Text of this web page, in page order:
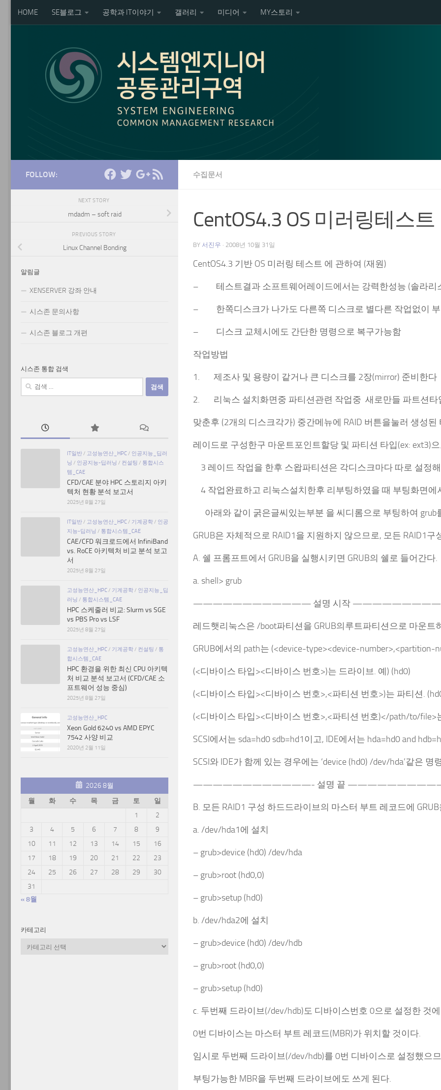
Skip to content
HOME SE블로그 공학과 IT이야기 갤러리 미디어 MY스토리
수집문서
CentOS4.3 OS 미러링테스트
BY 서진우 · 2008년 10월 31일
CentOS4.3 기반 OS 미러링 테스트 에 관하여 (재원)
– 테스트결과 소프트웨어레이드에서는 강력한성능 (솔라리
– 한쪽디스크가 나가도 다른쪽 디스크로 별다른 작업없이
– 디스크 교체시에도 간단한 명령으로 복구가능함
작업방법
1. 제조사 및 용량이 같거나 큰 디스크를 2장(mirror) 준비한다
2. 리눅스 설치화면중 파티션관련 작업중 새로만들 파트션타
맞춘후 (2개의 디스크각가) 중간메뉴에 RAID 버튼을눌러 생성된
레이드로 구성한구 마운트포인트할당 및 파티션 타입(ex: ext3)
3 레이드 작업을 한후 스왑파티션은 각디스크마다 따로 설정
4 작업완료하고 리눅스설치한후 리부팅하였을 때 부팅화면에
아래와 같이 굵은글씨있는부분 을 씨디롬으로 부팅하여 grub
GRUB은 자체적으로 RAID1을 지원하지 않으므로, 모든 RAID1
A. 쉘 프롬프트에서 GRUB을 실행시키면 GRUB의 쉘로 들어간다.
a. shell> grub
———————————— 설명 시작
레드햇리눅스은 /boot파티션을 GRUB의루트파티션으로 마운트
GRUB에서의 path는 (<device-type><device-
(<디바이스 타입><디바이스 번호>)는 드라이브. 예) (hd0)
(<디바이스 타입><디바이스 번호>,<파티션 번호>)는 파티션.
(<디바이스 타입><디바이스 번호>,<파티션 번호)</path/to/file>
SCSI에서는 sda=hd0 sdb=hd1이고, IDE에서는 hda=hd0 and
SCSI와 IDE가 함께 있는 경우에는 ‘device (hd0) /dev/hda’같은
————————————- 설명 끝
B. 모든 RAID1 구성 하드드라이브의 마스터 부트 레코드에
a. /dev/hda1에 설치
– grub>device (hd0) /dev/hda
– grub>root (hd0,0)
– grub>setup (hd0)
b. /dev/hda2에 설치
– grub>device (hd0) /dev/hdb
– grub>root (hd0,0)
– grub>setup (hd0)
c. 두번째 드라이브(/dev/hdb)도 디바이스번호 0으로 설정한 것
0번 디바이스는 마스터 부트 레코드(MBR)가 위치할 것이다.
임시로 두번째 드라이브(/dev/hdb)를 0번 디바이스로 설정했으
부팅가능한 MBR을 두번째 드라이브에도 쓰게 된다.
FOLLOW:
NEXT STORY
mdadm – soft raid
PREVIOUS STORY
Linux Channel Bonding
알림글
XENSERVER 강좌 안내
시스존 문의사항
시스존 블로그 개편
시스존 통합 검색
검
IT일반/ 고성능연산_HPC/ 인공지능_딥러
닝 / 인공지능-딥러닝 / 컨설팅 / 통합시스
템_CAE
CFD/CAE 분야 HPC 스토리지 아키
텍처 현황 분석 보고서
2025년 8월 27일
IT일반/ 고성능연산_HPC/ 기계공학/ 인공
지능-딥러닝 / 통합시스템_CAE
CAE/CFD 워크로드에서 InfiniBand
vs. RoCE 아키텍처 비교 분석 보고
서
2025년 8월 27일
고성능연산_HPC/ 기계공학/ 인공지능_딥
러닝 / 통합시스템_CAE
HPC 스케줄러 비교: Slurm vs SGE
vs PBS Pro vs LSF
2025년 8월 27일
고성능연산_HPC/ 기계공학/ 컨설팅 / 통
합시스템_CAE
HPC 환경을 위한 최신 CPU 아키텍
처 비교 분석 보고서 (CFD/CAE 소
프트웨어 성능 중심)
2025년 8월 27일
고성능연산_HPC
Xeon Gold 6240 vs AMD EPYC
7542 사양 비교
2020년 2월 11일
2026 8월
월
화 수 목 금 토
일
1
2
3
4 5 6 7 8
9
10
11 12 13 14 15
16
17
18 19 20 21 22
23
24
25 26 27 28 29
30
31
« 8월
카테고리